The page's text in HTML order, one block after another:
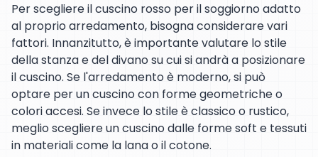
Per scegliere il cuscino rosso per il soggiorno adatto
al proprio arredamento, bisogna considerare vari
fattori. Innanzitutto, è importante valutare lo stile
della stanza e del divano su cui si andrà a posizionare
il cuscino. Se l'arredamento è moderno, si può
optare per un cuscino con forme geometriche o
colori accesi. Se invece lo stile è classico o rustico,
meglio scegliere un cuscino dalle forme soft e tessuti
in materiali come la lana o il cotone.